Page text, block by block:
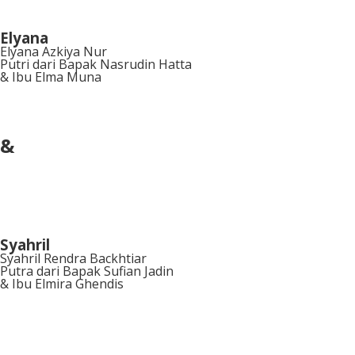
Elyana
Elyana Azkiya Nur
Putri dari Bapak Nasrudin Hatta
& Ibu Elma Muna
&
Syahril
Syahril Rendra Backhtiar
Putra dari Bapak Sufian Jadin
& Ibu Elmira Ghendis